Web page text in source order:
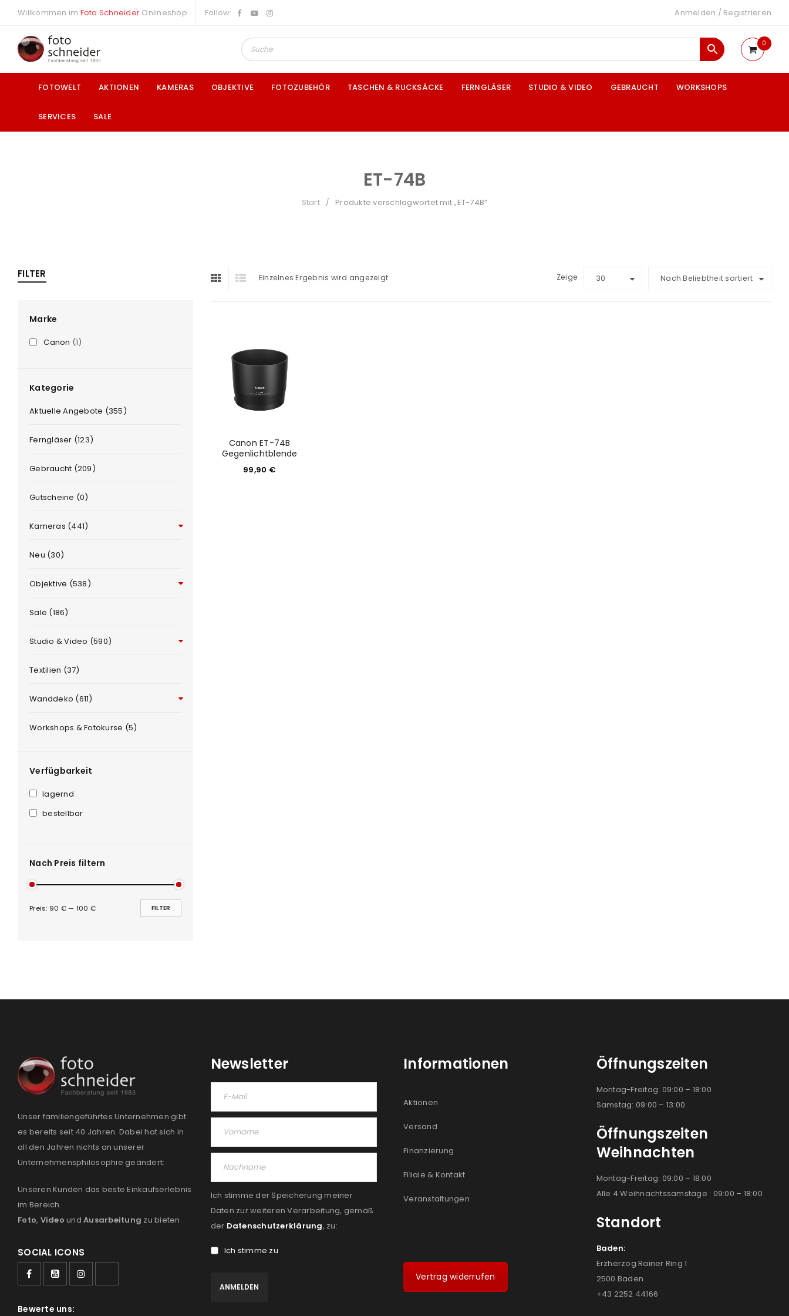
Passwort
Willkommen im Foto Schneider Onlineshop Follow: Anmelden / Registrieren
0
FOTOWELT AKTIONEN KAMERAS OBJEKTIVE FOTOZUBEHÖR TASCHEN & RUCKSÄCKE FERNGLÄSER STUDIO & VIDEO GEBRAUCHT WORKSHOPS
SERVICES SALE
ET-74B
Start / Produkte verschlagwortet mit „ET-74B“
FILTER
Marke
Canon (1)
Kategorie
Aktuelle Angebote (355)
Ferngläser (123)
Gebraucht (209)
Gutscheine (0)
Kameras (441)
Neu (30)
Objektive (538)
Sale (186)
Studio & Video (590)
Textilien (37)
Wanddeko (611)
Workshops & Fotokurse (5)
Verfügbarkeit
lagernd
bestellbar
Nach Preis filtern
FILTER
Preis: 90 €— 100 €
Einzelnes Ergebnis wird angezeigt Nach Beliebtheit sortiert
Zeige 30
Canon ET-74B
Gegenlichtblende
99,90 €
Unser familiengeführtes Unternehmen gibt
es bereits seit 40 Jahren. Dabei hat sich in
all den Jahren nichts an unserer
Unternehmensphilosophie geändert:
Unseren Kunden das beste Einkaufserlebnis
im Bereich
Foto, Video und Ausarbeitung zu bieten.
SOCIAL ICONS
Bewerte uns:
Newsletter
Ich stimme der Speicherung meiner
Daten zur weiteren Verarbeitung, gemäß
der Datenschutzerklärung, zu:
Ich stimme zu
Informationen
Aktionen
Versand
Finanzierung
Filiale & Kontakt
Veranstaltungen
Vertrag widerrufen
Öffnungszeiten
Montag-Freitag: 09:00 – 18:00
Samstag: 09:00 – 13:00
Öffnungszeiten
Weihnachten
Montag-Freitag: 09:00 – 18:00
Alle 4 Weihnachtssamstage : 09:00 – 18:00
Standort
Baden:
Erzherzog Rainer Ring 1
2500 Baden
+43 2252 44166